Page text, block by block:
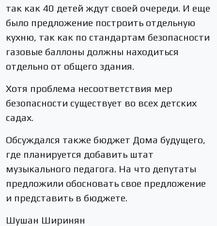
так как 40 детей ждут своей очереди. И еще
было предложение построить отдельную
кухню, так как по стандартам безопасности
газовые баллоны должны находиться
отдельно от общего здания.
Хотя проблема несоответствия мер
безопасности существует во всех детских
садах.
Обсуждался также бюджет Дома будущего,
где планируется добавить штат
музыкального педагога. На что депутаты
предложили обосновать свое предложение
и представить в бюджете.
Шушан Ширинян